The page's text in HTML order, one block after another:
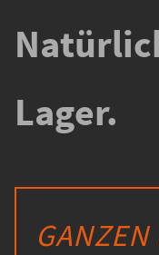
Lager.